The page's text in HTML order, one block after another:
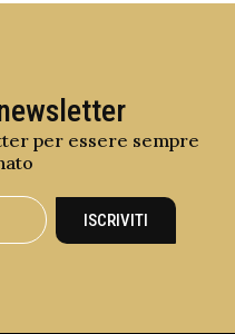
per essere sempre
ISCRIVITI